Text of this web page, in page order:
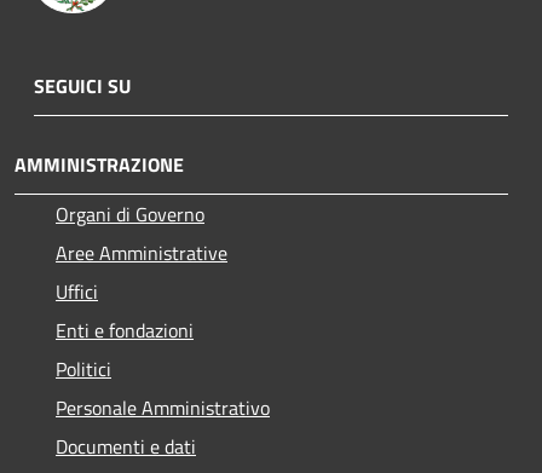
SEGUICI SU
AMMINISTRAZIONE
Organi di Governo
Aree Amministrative
Uffici
Enti e fondazioni
Politici
Personale Amministrativo
Documenti e dati